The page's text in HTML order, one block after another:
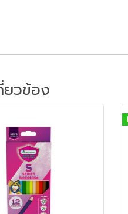
ยวข้อง